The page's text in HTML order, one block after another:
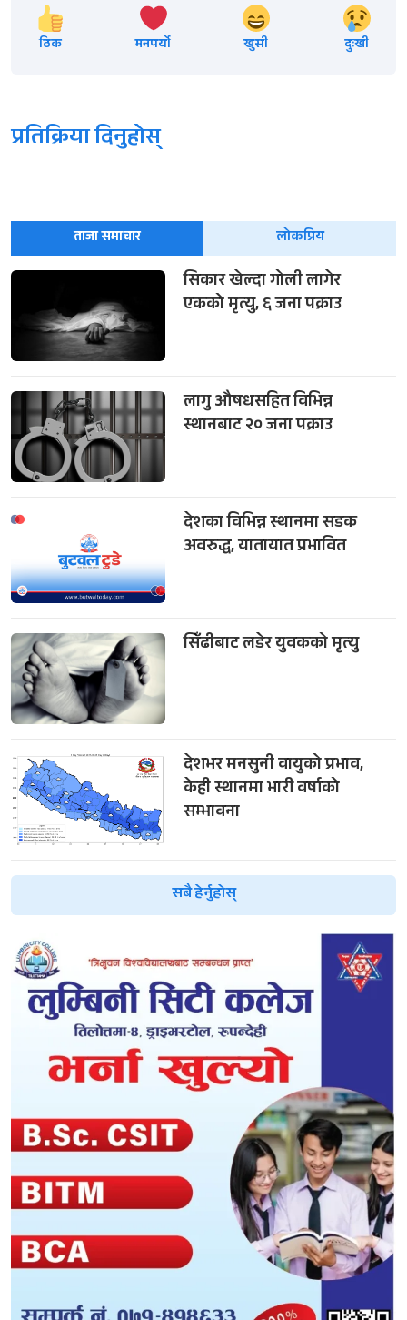
ठिक मनपर्यो खुसी दुःखी
प्रतिक्रिया दिनुहोस्
ताजा समाचार लोकप्रिय
सिकार खेल्दा गोली लागेर
एकको मृत्यु, ६ जना पक्राउ
लागु औषधसहित विभिन्न
स्थानबाट २० जना पक्राउ
देशका विभिन्न स्थानमा सडक
अवरुद्ध, यातायात प्रभावित
सिँढीबाट लडेर युवकको मृत्यु
देशभर मनसुनी वायुको प्रभाव,
केही स्थानमा भारी वर्षाको
सम्भावना
सबै हेर्नुहोस्